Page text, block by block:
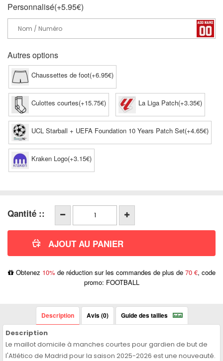
Personnalisé(+5.95€)
Autres options
Chaussettes de foot(+6.95€)
Culottes courtes(+15.75€) La Liga Patch(+3.35€)
UCL Starball + UEFA Foundation 10 Years Patch Set(+4.65€)
Kraken Logo(+3.15€)
Qantité ::
Obtenez 10% de réduction sur les commandes de plus de 70 €, code
promo: FOOTBALL
Description Avis (0) Guide des tailles
Description
Le maillot domicile à manches courtes pour gardien de but de
l'Atlético de Madrid pour la saison 2025-2026 est une nouveauté.